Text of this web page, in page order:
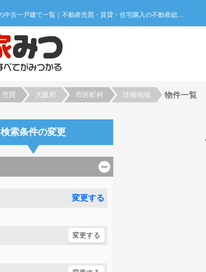
売買 大阪府 市区町村 詳細地域 物件一覧
検索条件の変更
変更する
変更する